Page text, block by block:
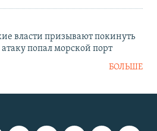
власти призывают покинуть
попал морской порт
БОЛЬШЕ